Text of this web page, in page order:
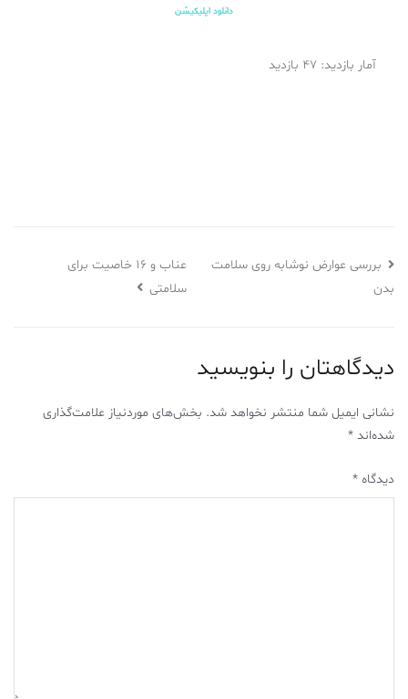
دانلود اپلیکیشن
آمار بازدید: 47 بازدید
بررسی عوارض نوشابه روی سلامت
بدن
عناب و ۱۶ خاصیت برای
سلامتی
دیدگاهتان را بنویسید
نشانی ایمیل شما منتشر نخواهد شد. بخش‌های موردنیاز علامت‌گذاری
شده‌اند *
دیدگاه *